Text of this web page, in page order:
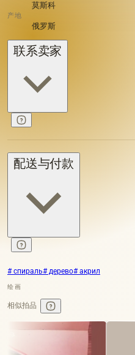
莫斯科
产地
俄罗斯
联系卖家
配送与付款
# спираль# дерево# акрил
绘画
相似拍品